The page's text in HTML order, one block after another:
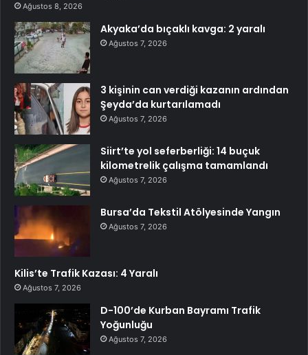
Ağustos 8, 2026
Akyaka’da bıçaklı kavga: 2 yaralı
Ağustos 7, 2026
3 kişinin can verdiği kazanın ardından
Şeyda’da kurtarılamadı
Ağustos 7, 2026
Siirt’te yol seferberliği: 14 buçuk
kilometrelik çalışma tamamlandı
Ağustos 7, 2026
Bursa’da Tekstil Atölyesinde Yangın
Ağustos 7, 2026
Kilis’te Trafik Kazası: 4 Yaralı
Ağustos 7, 2026
D-100’de Kurban Bayramı Trafik
Yoğunluğu
Ağustos 7, 2026